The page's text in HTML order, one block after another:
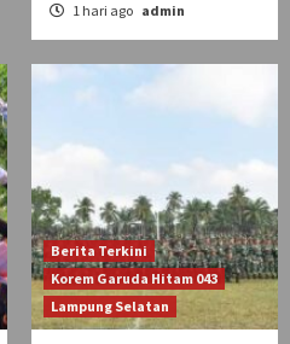
1 hari ago admin
Berita Terkini
Korem Garuda Hitam 043
Lampung Selatan